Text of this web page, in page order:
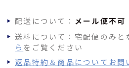
配送について： メール便不可
送料について：宅配便のみと
ら をご覧ください
返品特約＆商品についてお問